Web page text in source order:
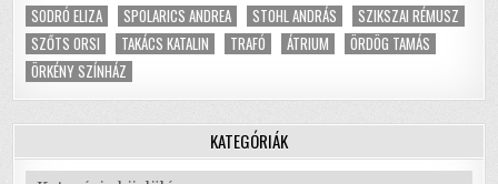
SODRÓ ELIZA
SPOLARICS ANDREA STOHL ANDRÁS
SZIKSZAI RÉMUSZ
SZŐTS ORSI
TAKÁCS KATALIN TRAFÓ ÁTRIUM
ÖRDÖG TAMÁS
ÖRKÉNY SZÍNHÁZ
KATEGÓRIÁK